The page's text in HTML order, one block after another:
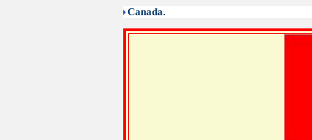
Canada.